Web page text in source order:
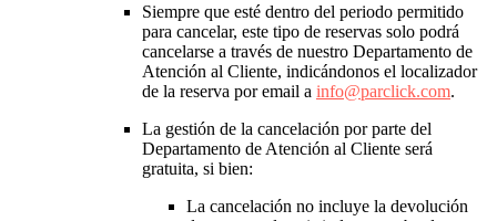
Siempre que esté dentro del periodo permitido
para cancelar, este tipo de reservas solo podrá
cancelarse a través de nuestro Departamento de
Atención al Cliente, indicándonos el localizador
de la reserva por email a info@parclick.com.
La gestión de la cancelación por parte del
Departamento de Atención al Cliente será
gratuita, si bien:
La cancelación no incluye la devolución